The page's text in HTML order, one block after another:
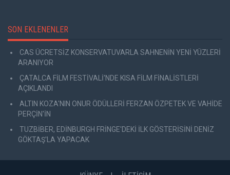
SON EKLENENLER
CAS ÜCRETSİZ KONSERVATUVARLA SAHNENİN YENİ YÜZLERİ
ARANIYOR
ÇATALCA FİLM FESTİVALİ'NDE KISA FİLM FİNALİSTLERİ
AÇIKLANDI
ALTIN KOZA'NIN ONUR ÖDÜLLERİ FERZAN ÖZPETEK VE VAHİDE
PERÇİN'İN
TUZBİBER, EDİNBURGH FRİNGE'DEKİ İLK GÖSTERİSİNİ DENİZ
GÖKTAŞ'LA YAPACAK